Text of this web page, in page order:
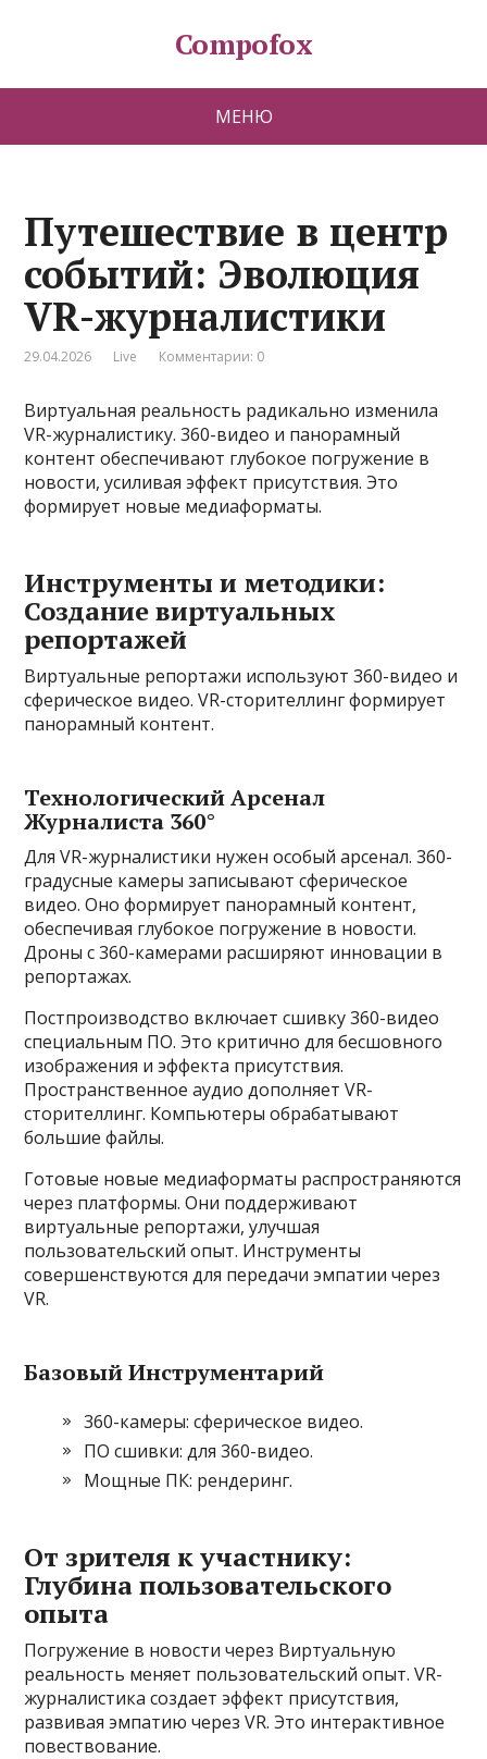
Compofox
МЕНЮ
Путешествие в центр
событий: Эволюция
VR-журналистики
29.04.2026 Live Комментарии: 0
Виртуальная реальность радикально изменила
VR-журналистику. 360-видео и панорамный
контент обеспечивают глубокое погружение в
новости, усиливая эффект присутствия. Это
формирует новые медиаформаты.
Инструменты и методики:
Создание виртуальных
репортажей
Виртуальные репортажи используют 360-видео и
сферическое видео. VR-сторителлинг формирует
панорамный контент.
Технологический Арсенал
Журналиста 360°
Для VR-журналистики нужен особый арсенал. 360-
градусные камеры записывают сферическое
видео. Оно формирует панорамный контент,
обеспечивая глубокое погружение в новости.
Дроны с 360-камерами расширяют инновации в
репортажах.
Постпроизводство включает сшивку 360-видео
специальным ПО. Это критично для бесшовного
изображения и эффекта присутствия.
Пространственное аудио дополняет VR-
сторителлинг. Компьютеры обрабатывают
большие файлы.
Готовые новые медиаформаты распространяются
через платформы. Они поддерживают
виртуальные репортажи, улучшая
пользовательский опыт. Инструменты
совершенствуются для передачи эмпатии через
VR.
Базовый Инструментарий
360-камеры: сферическое видео.
ПО сшивки: для 360-видео.
Мощные ПК: рендеринг.
От зрителя к участнику:
Глубина пользовательского
опыта
Погружение в новости через Виртуальную
реальность меняет пользовательский опыт. VR-
журналистика создает эффект присутствия,
развивая эмпатию через VR. Это интерактивное
повествование.